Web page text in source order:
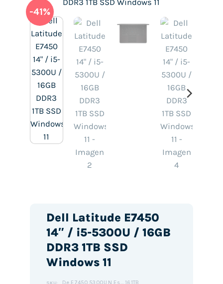
-41%
Dell Latitude E7450
14″ / i5-5300U / 16GB
DDR3 1TB SSD
Windows 11